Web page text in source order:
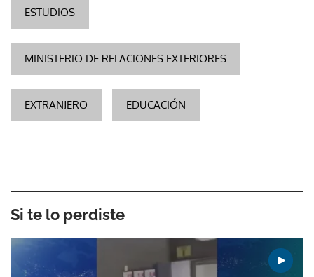
ESTUDIOS
MINISTERIO DE RELACIONES EXTERIORES
EXTRANJERO EDUCACIÓN
Si te lo perdiste